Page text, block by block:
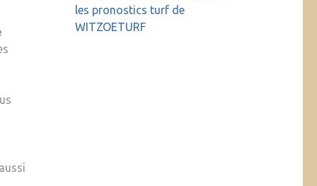
les pronostics turf de
WITZOETURF